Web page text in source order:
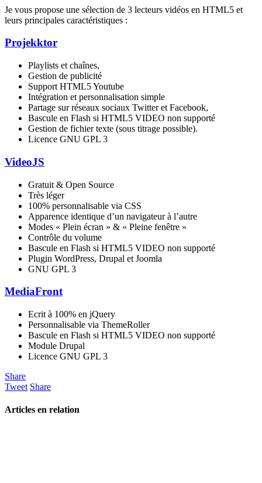
Je vous propose une sélection de 3 lecteurs vidéos en HTML5 et
leurs principales caractéristiques :
Projekktor
Playlists et chaînes,
Gestion de publicité
Support HTML5 Youtube
Intégration et personnalisation simple
Partage sur réseaux sociaux Twitter et Facebook,
Bascule en Flash si HTML5 VIDEO non supporté
Gestion de fichier texte (sous titrage possible).
Licence GNU GPL 3
VideoJS
Gratuit & Open Source
Très léger
100% personnalisable via CSS
Apparence identique d’un navigateur à l’autre
Modes « Plein écran » & « Pleine fenêtre »
Contrôle du volume
Bascule en Flash si HTML5 VIDEO non supporté
Plugin WordPress, Drupal et Joomla
GNU GPL 3
MediaFront
Ecrit à 100% en jQuery
Personnalisable via ThemeRoller
Bascule en Flash si HTML5 VIDEO non supporté
Module Drupal
Licence GNU GPL 3
Share
Tweet Share
Articles en relation